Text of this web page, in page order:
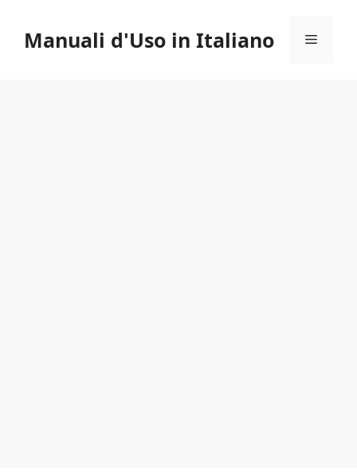
contenuto
Manuali d'Uso in Italiano Menu